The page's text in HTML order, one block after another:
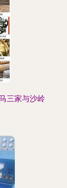
三家与沙岭